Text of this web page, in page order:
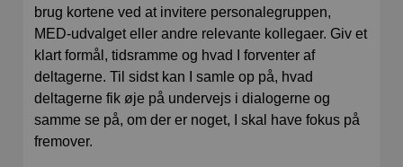
brug kortene ved at invitere personalegruppen,
MED-udvalget eller andre relevante kollegaer. Giv et
klart formål, tidsramme og hvad I forventer af
deltagerne. Til sidst kan I samle op på, hvad
deltagerne fik øje på undervejs i dialogerne og
samme se på, om der er noget, I skal have fokus på
fremover.